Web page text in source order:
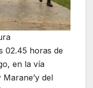
02.45 horas de
en la vía
del